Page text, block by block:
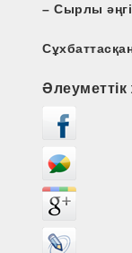
– Сырлы
Әлеуметтік